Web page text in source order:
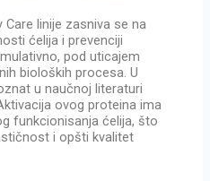
Care linije zasniva se na
ćelija i prevenciji
pod uticajem
bioloških procesa. U
u naučnoj literaturi
ovog proteina ima
funkcionisanja ćelija, što
i opšti kvalitet